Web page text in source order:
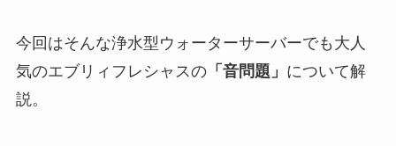
今回はそんな浄水型ウォーターサーバーでも大人
気のエブリィフレシャスの「音問題」 について解
説。